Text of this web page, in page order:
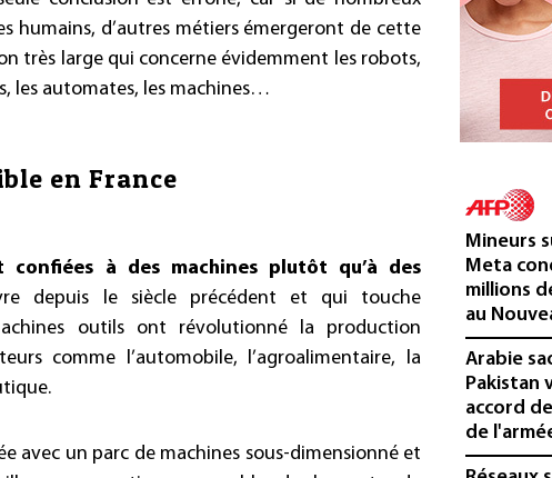
humains, d’autres métiers émergeront de cette
très large qui concerne évidemment les robots,
les automates, les machines…
en France
confiées à des machines plutôt qu’à des
depuis le siècle précédent et qui touche
outils ont révolutionné la production
comme l’automobile, l’agroalimentaire, la
avec un parc de machines sous-dimensionné et
Mineurs
Meta
millions
au
Arabie
Pakistan
accord
de